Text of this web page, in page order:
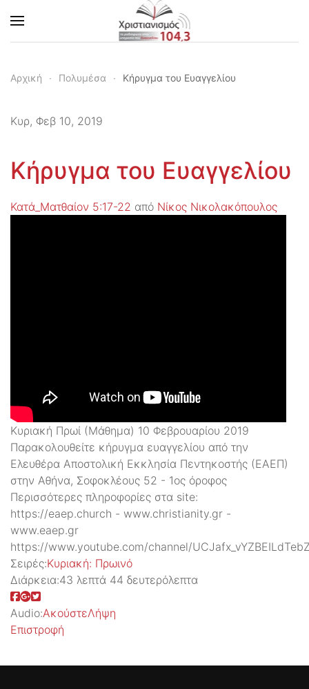
Skip to main content
Αρχική Πολυμέσα Κήρυγμα του Ευαγγελίου
Κυρ, Φεβ 10, 2019
Κήρυγμα του Ευαγγελίου
Κατά_Ματθαίον 5:17-22 από Νίκος Νικολακόπουλος
Κυριακή Πρωί (Μάθημα) 10 Φεβρουαρίου 2019
Παρακολουθείτε κήρυγμα ευαγγελίου από την
Ελευθέρα Αποστολική Εκκλησία Πεντηκοστής (ΕΑΕΠ)
στην Αθήνα, Σοφοκλέους 52 - 1ος όρoφος
Περισσότερες πληροφορίες στα site:
https://eaep.church - www.christianity.gr -
www.eaep.gr
https://www.youtube.com/channel/
Σειρές:Kυριακή: Πρωινό
Διάρκεια:43 λεπτά 44 δευτερόλεπτα
Audio:ΑκούστεΛήψη
Επιστροφή